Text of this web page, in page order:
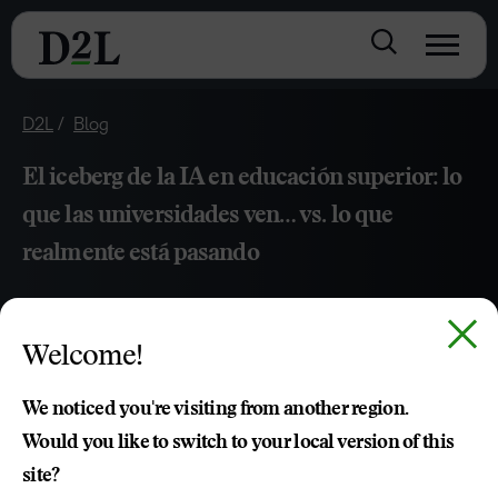
D2L Blog
El iceberg de la IA en educación superior: lo
que las universidades ven… vs. lo que
realmente está pasando
Julia Castro
Welcome!
We noticed you're visiting from another region.
Would you like to switch to your local version of this
site?